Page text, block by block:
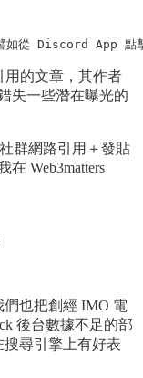
如從 Discord App
用的文章，其作者
失一些潛在曝光的
群網路引用＋發貼
Web3matters
也把創經 IMO 電
後台數據不足的部
尋引擎上有好表